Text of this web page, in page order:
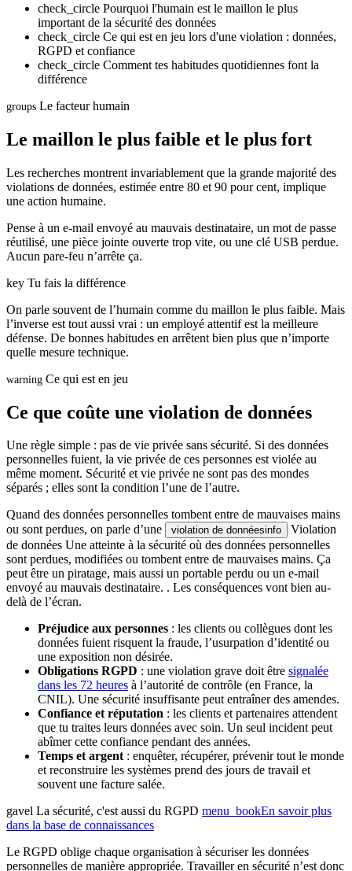
check_circle Pourquoi l'humain est le maillon le plus
important de la sécurité des données
check_circle Ce qui est en jeu lors d'une violation : données,
RGPD et confiance
check_circle Comment tes habitudes quotidiennes font la
différence
groups Le facteur humain
Le maillon le plus faible et le plus fort
Les recherches montrent invariablement que la grande majorité des
violations de données, estimée entre 80 et 90 pour cent, implique
une action humaine.
Pense à un e-mail envoyé au mauvais destinataire, un mot de passe
réutilisé, une pièce jointe ouverte trop vite, ou une clé USB perdue.
Aucun pare-feu n’arrête ça.
key Tu fais la différence
On parle souvent de l’humain comme du maillon le plus faible. Mais
l’inverse est tout aussi vrai : un employé attentif est la meilleure
défense. De bonnes habitudes en arrêtent bien plus que n’importe
quelle mesure technique.
warning Ce qui est en jeu
Ce que coûte une violation de données
Une règle simple : pas de vie privée sans sécurité. Si des données
personnelles fuient, la vie privée de ces personnes est violée au
même moment. Sécurité et vie privée ne sont pas des mondes
séparés ; elles sont la condition l’une de l’autre.
Quand des données personnelles tombent entre de mauvaises mains
ou sont perdues, on parle d’une
violation de donnéesinfo
Violation
de données Une atteinte à la sécurité où des données personnelles
sont perdues, modifiées ou tombent entre de mauvaises mains. Ça
peut être un piratage, mais aussi un portable perdu ou un e-mail
envoyé au mauvais destinataire. . Les conséquences vont bien au-
delà de l’écran.
Préjudice aux personnes : les clients ou collègues dont les
données fuient risquent la fraude, l’usurpation d’identité ou
une exposition non désirée.
Obligations RGPD : une violation grave doit être signalée
dans les 72 heures à l’autorité de contrôle (en France, la
CNIL). Une sécurité insuffisante peut entraîner des amendes.
Confiance et réputation : les clients et partenaires attendent
que tu traites leurs données avec soin. Un seul incident peut
abîmer cette confiance pendant des années.
Temps et argent: enquêter, récupérer, prévenir tout le monde
et reconstruire les systèmes prend des jours de travail et
souvent une facture salée.
gavel La sécurité, c'est aussi du RGPD menu_bookEn savoir plus
dans la base de connaissances
Le RGPD oblige chaque organisation à sécuriser les données
personnelles de manière appropriée. Travailler en sécurité n’est donc